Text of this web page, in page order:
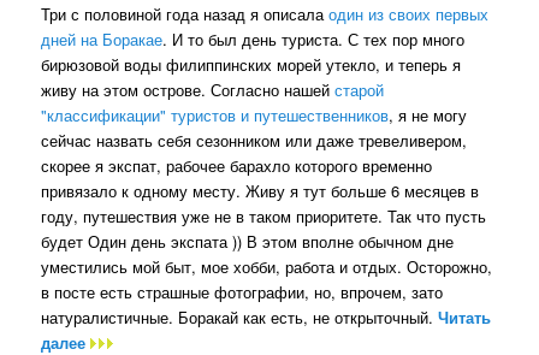
Три с половиной года назад я описалаодин из своих первых
дней на Боракае. И то был день туриста. С тех пор много
бирюзовой воды филиппинских морей утекло, и теперь я
живу на этом острове. Согласно нашейстарой
"классификации" туристов и путешественников, я не могу
сейчас назвать себя сезонником или даже тревеливером,
скорее я экспат, рабочее барахло которого временно
привязало к одному месту. Живу я тут больше 6 месяцев в
году, путешествия уже не в таком приоритете. Так что пусть
будет Один день экспата )) В этом вполне обычном дне
уместились мой быт, мое хобби, работа и отдых. Осторожно,
в посте есть страшные фотографии, но, впрочем, зато
натуралистичные. Боракай как есть, не открыточный.Читать
далее